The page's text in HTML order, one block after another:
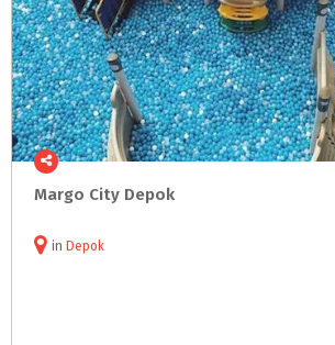
Margo City Depok
in Depok